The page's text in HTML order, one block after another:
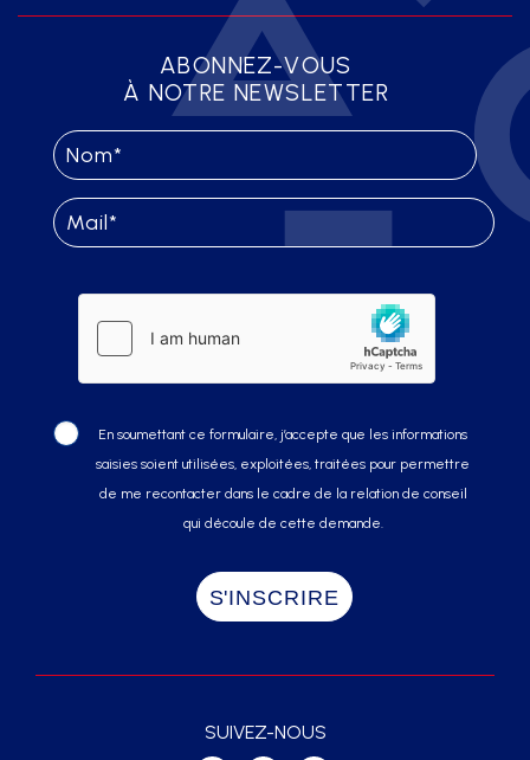
ABONNEZ-VOUS
À NOTRE NEWSLETTER
En soumettant ce formulaire, j’accepte que les informations
saisies soient utilisées, exploitées, traitées pour permettre
de me recontacter dans le cadre de la relation de conseil
qui découle de cette demande.
SUIVEZ-NOUS